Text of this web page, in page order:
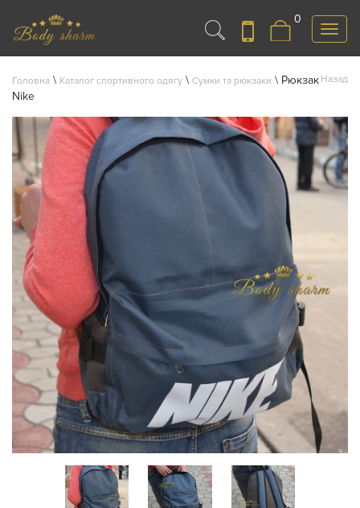
Меню
0
Назад
Головна \ Каталог спортивного одягу \ Сумки та рюкзаки \ Рюкзак
Nike